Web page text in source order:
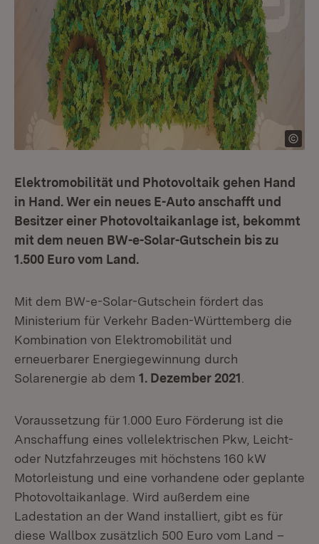
Elektromobilität und Photovoltaik gehen Hand
in Hand. Wer ein neues E-Auto anschafft und
Besitzer einer Photovoltaikanlage ist, bekommt
mit dem neuen BW-e-Solar-Gutschein bis zu
1.500 Euro vom Land.
Mit dem BW-e-Solar-Gutschein fördert das
Ministerium für Verkehr Baden-Württemberg die
Kombination von Elektromobilität und
erneuerbarer Energiegewinnung durch
Solarenergie ab dem 1. Dezember 2021
Voraussetzung für 1.000 Euro Förderung ist die
Anschaffung eines vollelektrischen Pkw, Leicht-
oder Nutzfahrzeuges mit höchstens 160 kW
Motorleistung und eine vorhandene oder geplante
Photovoltaikanlage. Wird außerdem eine
Ladestation an der Wand installiert, gibt es für
diese Wallbox zusätzlich 500 Euro vom Land –